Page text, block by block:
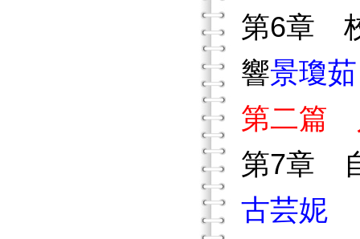
第6章
響景瓊茹
第二篇
第7章
古芸妮